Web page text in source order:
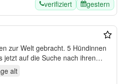
verifiziert gestern
zur Welt gebracht. 5 Hündinnen
jetzt auf die Suche nach ihren…
alt